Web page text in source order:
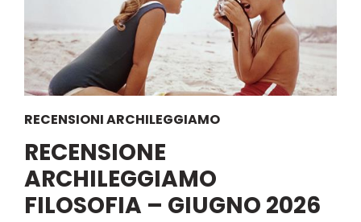
RECENSIONI ARCHILEGGIAMO
RECENSIONE
ARCHILEGGIAMO
FILOSOFIA – GIUGNO 2026